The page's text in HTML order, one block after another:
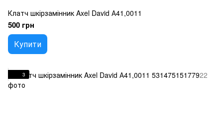
Клатч шкірзамінник Axel David А41,0011
500 грн
Купити
3